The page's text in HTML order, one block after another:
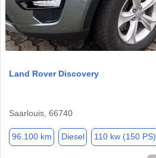
Land Rover Discovery
Saarlouis, 66740
96.100 km Diesel 110 kw (150 PS)